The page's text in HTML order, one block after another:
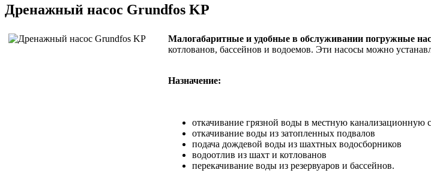
Дренажный насос Grundfos KP
Малогабаритные и удобные в обслуживании погружные
котлованов, бассейнов и водоемов. Эти насосы можно
Назначение:
откачивание грязной воды в местную
откачивание воды из затопленных подвалов
подача дождевой воды из шахтных водосборников
водоотлив из шахт и котлованов
перекачивание воды из резервуаров и бассейнов.